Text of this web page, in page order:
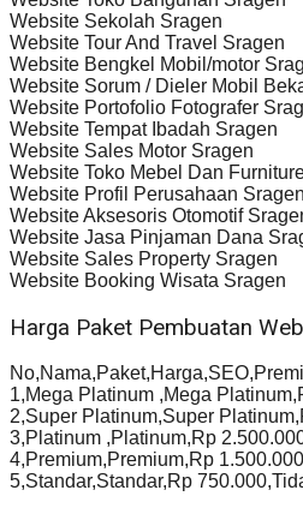
Website Sekolah Sragen
Website Tour And Travel Sragen
Website Bengkel Mobil/motor
Website Sorum / Dieler Mobil
Website Portofolio Fotografer
Website Tempat Ibadah Sragen
Website Sales Motor Sragen
Website Toko Mebel Dan
Website Profil Perusahaan Sragen
Website Aksesoris Otomotif
Website Jasa Pinjaman Dana
Website Sales Property Sragen
Website Booking Wisata Sragen
Harga Paket Pembuatan
1,Mega Platinum ,Mega
2,Super Platinum,Super
3,Platinum ,Platinum,Rp
4,Premium,Premium,Rp
5,Standar,Standar,Rp